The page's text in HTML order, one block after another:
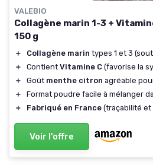
VALEBIO
Collagène marin 1-3 +
150 g
＋ Collagène marin types 1 et 3
＋
Contient Vitamine C (favorise la
＋
Goût menthe citron agréable
＋
Format poudre facile à mélanger
＋
Fabriqué en France (traçabilité et
Voir l'offre